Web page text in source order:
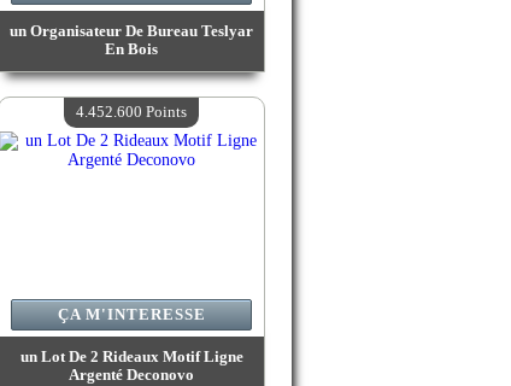
un Organisateur De Bureau Teslyar
En Bois
Valeur :4 531 800 Points
Quantité Disponible :4
un Lot De 2 Rideaux Motif Ligne
Argenté Deconovo
ÇA M'INTERESSE
4.452.600 Points